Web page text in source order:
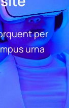
per
urna